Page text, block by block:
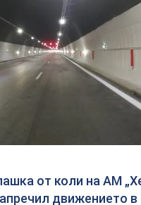
от коли на АМ
движението в